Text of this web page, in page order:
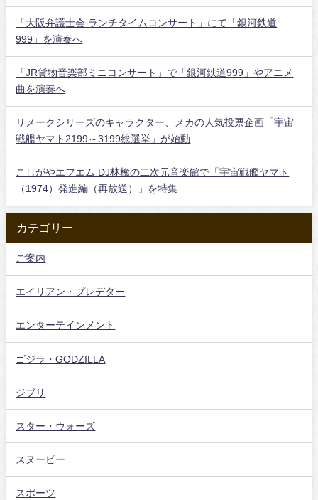
「大阪弁護士会 ランチタイムコンサート」にて「銀河鉄道
999」を演奏へ
「JR貨物音楽部ミニコンサート」で「銀河鉄道999」やアニメ
曲を演奏へ
リメークシリーズのキャラクター、メカの人気投票企画「宇宙
戦艦ヤマト2199～3199総選挙」が始動
こしがやエフエム DJ林檎の二次元音楽館で「宇宙戦艦ヤマト
（1974）発進編（再放送）」を特集
カテゴリー
ご案内
エイリアン・プレデター
エンターテインメント
ゴジラ・GODZILLA
ジブリ
スター・ウォーズ
スヌーピー
スポーツ